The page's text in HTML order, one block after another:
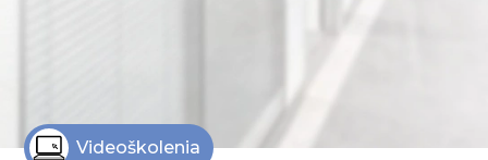
Videoškolenia